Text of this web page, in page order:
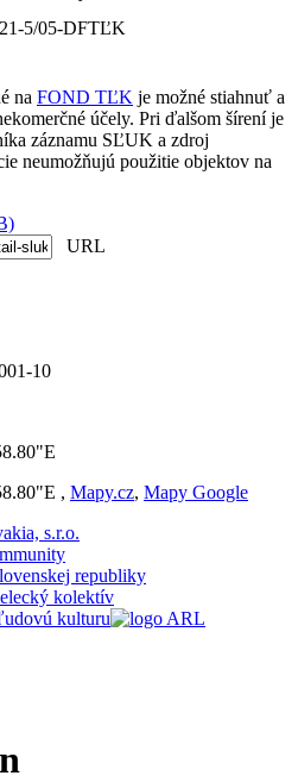
5/05-DFTĽK
na FOND TĽK je možné stiahnuť a
účely. Pri ďalšom šírení je
záznamu SĽUK a zdroj
neumožňujú použitie objektov na
URL
10
, Mapy.cz, Mapy Google
s.r.o.